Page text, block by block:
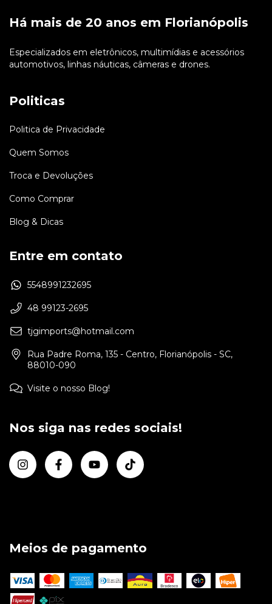
Há mais de 20 anos em Florianópolis
Especializados em eletrônicos, multimídias e acessórios
automotivos, linhas náuticas, câmeras e drones.
Politicas
Politica de Privacidade
Quem Somos
Troca e Devoluções
Como Comprar
Blog & Dicas
Entre em contato
5548991232695
48 99123-2695
tjgimports@hotmail.com
Rua Padre Roma, 135 - Centro, Florianópolis - SC,
88010-090
Visite o nosso Blog!
Nos siga nas redes sociais!
Meios de pagamento